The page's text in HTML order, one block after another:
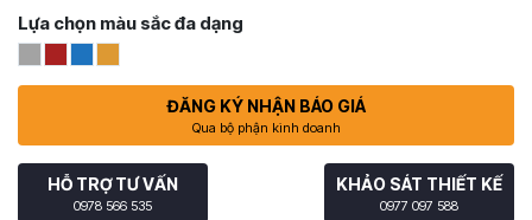
Lựa chọn màu sắc đa dạng
ĐĂNG KÝ NHẬN BÁO GIÁ
Qua bộ phận kinh doanh
HỖ TRỢ TƯ VẤN
0978 566 535
KHẢO SÁT THIẾT KẾ
0977 097 588